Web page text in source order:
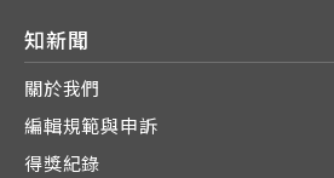
知新聞
關於我們
編輯規範與申訴
得獎紀錄